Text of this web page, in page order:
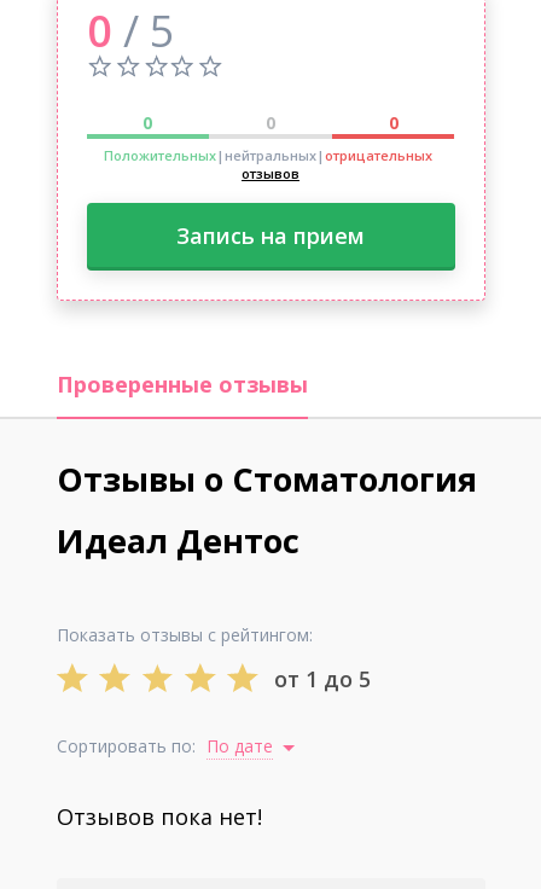
0 / 5
0 0 0
Положительных|нейтральных| отрицательных
отзывов
Запись на прием
Проверенные отзывы
Отзывы о Стоматология
Идеал Дентос
Показать отзывы с рейтингом:
от 1 до 5
Сортировать по: По дате
Отзывов пока нет!